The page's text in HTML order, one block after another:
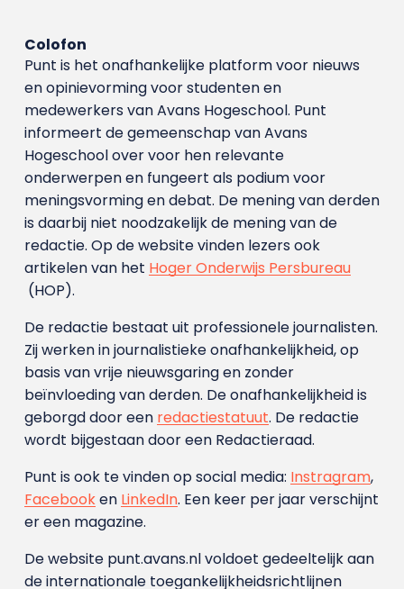
Colofon
Punt is het onafhankelijke platform voor nieuws
en opinievorming voor studenten en
medewerkers van Avans Hoge­school. Punt
informeert de gemeenschap van Avans
Hogeschool over voor hen relevante
onderwerpen en fungeert als podium voor
meningsvorming en debat. De mening van derden
is daarbij niet noodzakelijk de mening van de
redactie. Op de website vinden lezers ook
artikelen van het Hoger Onderwijs Persbureau
(HOP).
De redactie bestaat uit professionele journalisten.
Zij werken in journalistieke onafhankelijkheid, op
basis van vrije nieuwsgaring en zonder
beïnvloeding van derden. De onafhankelijkheid is
geborgd door een redactiestatuut. De redactie
wordt bijgestaan door een Redactieraad.
Punt is ook te vinden op social media: Instragram,
Facebooken LinkedIn. Een keer per jaar verschijnt
er een magazine.
De website punt.avans.nl voldoet gedeeltelijk aan
de internationale toegankelijkheidsrichtlijnen